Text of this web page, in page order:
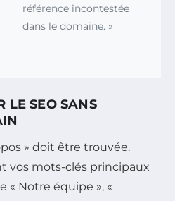
référence incontestée
dans le domaine. »
LE SEO SANS
» doit être trouvée.
vos mots-clés principaux
« Notre équipe », «